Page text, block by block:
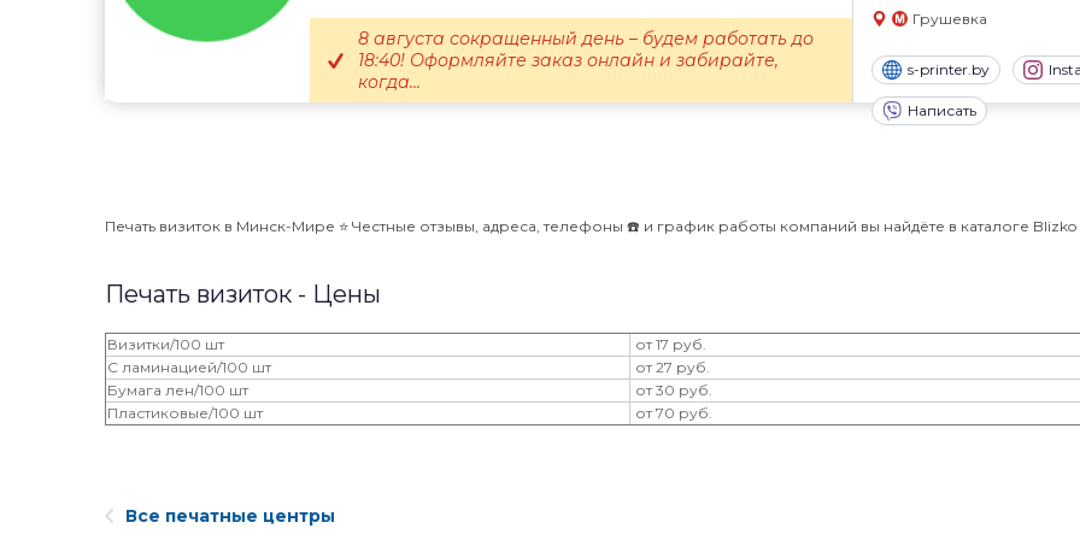
Грушевка
s-printer.by
Написать
8 августа сокращенный день – будем работать до
18:40! Оформляйте заказ онлайн и забирайте,
когда...
Печать визиток в Минск-Мире ⭐️ Честные отзывы, адреса, телефоны ☎️ и график работы компаний вы найдёте в каталоге Blizko
Печать визиток - Цены
Визитки/100 шт
от 17 руб.
С ламинацией/100 шт
от 27 руб.
Бумага лен/100 шт
от 30 руб.
Пластиковые/100 шт
от 70 руб.
Все печатные центры